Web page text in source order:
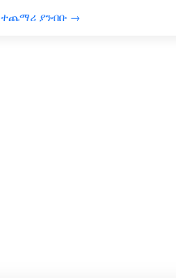
ተጨማሪ ያንብቡ →